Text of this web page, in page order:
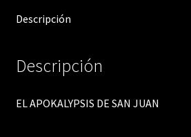
Descripción
Descripción
EL APOKALYPSIS DE SAN JUAN